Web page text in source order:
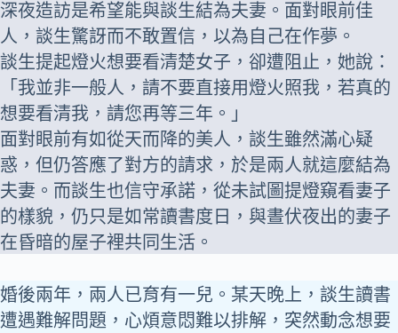
深夜造訪是希望能與談生結為夫妻。面對眼前佳
人，談生驚訝而不敢置信，以為自己在作夢。
談生提起燈火想要看清楚女子，卻遭阻止，她說：
「我並非一般人，請不要直接用燈火照我，若真的
想要看清我，請您再等三年。」
面對眼前有如從天而降的美人，談生雖然滿心疑
惑，但仍答應了對方的請求，於是兩人就這麼結為
夫妻。而談生也信守承諾，從未試圖提燈窺看妻子
的樣貌，仍只是如常讀書度日，與晝伏夜出的妻子
在昏暗的屋子裡共同生活。
婚後兩年，兩人已育有一兒。某天晚上，談生讀書
遭遇難解問題，心煩意悶難以排解，突然動念想要